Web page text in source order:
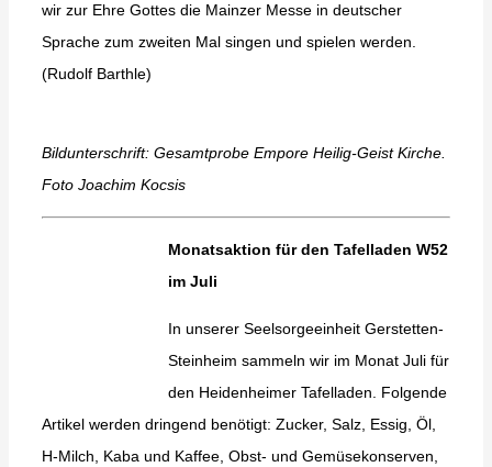
wir zur Ehre Gottes die Mainzer Messe in deutscher
Sprache zum zweiten Mal singen und spielen werden.
(Rudolf Barthle)
Bildunterschrift: Gesamtprobe Empore Heilig-Geist Kirche.
Foto Joachim Kocsis
Monatsaktion für den Tafelladen W52
im Juli
In unserer Seelsorgeeinheit Gerstetten-
Steinheim sammeln wir im Monat Juli für
den Heidenheimer Tafelladen. Folgende
Artikel werden dringend benötigt: Zucker, Salz, Essig, Öl,
H-Milch, Kaba und Kaffee, Obst- und Gemüsekonserven,